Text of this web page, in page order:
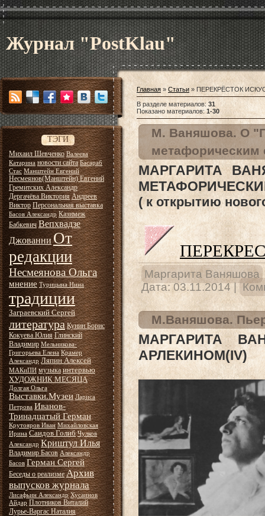
Журнал "PostKlau"
ТЭГИ
Михаил Шевченко Валеева
Катарина новости сайта Басараб
Стас Манштейн Евгений
Несмеянов(Манштейн) Евгений
Гремитских Александр
Дергачёва Виктория Андреев
Виктор Персональная выставка
Басов Александр Казимеж
Бабкевич Вепхвадзе
Джованни От
редакции
Несмеянова Ольга
мнение Турицына Нина
традиции
Заграевский Сергей
литература Кунин Борис
Кокуева Юлия Глинский
Владимир Мельникова-
Григорьева Елена Крамер
Александр Ляпин Алексей
МАКиПИ музыка интервью
ХУДОЖНИК МЕСЯЦА
Долгая Ольга
Выставки.Музеи Лариса
Петрова Иванов-
Тринадцатый Герман
Крутояров Иван Михайловская
Ирина Саидов Голиб Чулков
Александр Криштул Илья
Владимир Басов Александр
Басов Герман Сергей
Беседы о реализме Архив
выпусков журнала
Лисафьин Александр Хусаинов
Айдар Плотников Виталий
Лурье-Варгас Наталия
Главная » Статьи » ПЕРЕКРЁСТОК
В разделе материалов: 31
Показано материалов:1-30
М. Ваняшова. О
метафорическим
МАРГАРИТА
( к открытию
Маргарита Ваняшова
Дата: 03.11.2014 |
М.Ваняшова.
МАРГАРИТА
АРЛЕКИНОМ(IV)